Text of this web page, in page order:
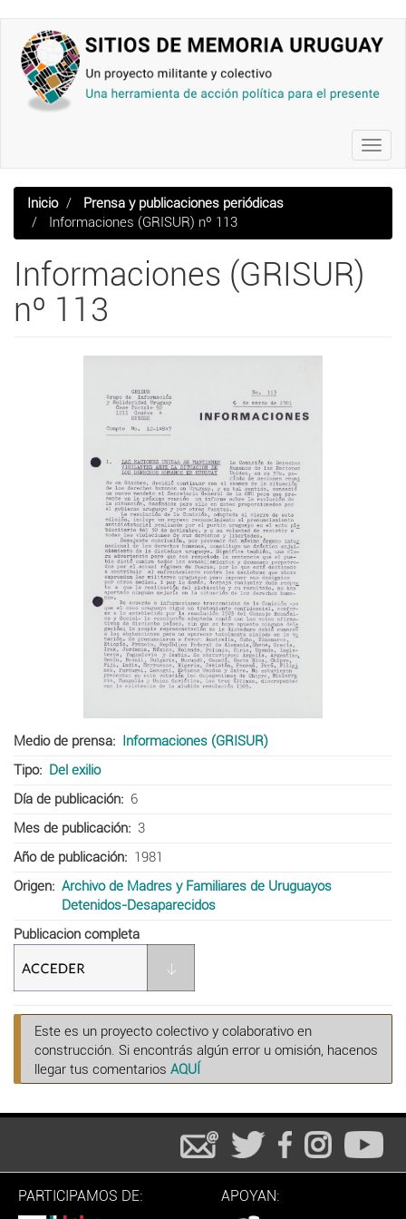
contenido
principal
Inicio
Prensa y publicaciones periódicas
Informaciones (GRISUR) nº 113
Informaciones (GRISUR)
nº 113
Medio de prensa
Informaciones (GRISUR)
Tipo
Del exilio
Día de publicación
6
Mes de publicación
3
Año de publicación
1981
Origen
Archivo de Madres y Familiares de Uruguayos
Detenidos-Desaparecidos
Publicacion completa
Este es un proyecto colectivo y colaborativo en
construcción. Si encontrás algún error u omisión, hacenos
llegar tus comentarios AQUÍ
PARTICIPAMOS DE: APOYAN: